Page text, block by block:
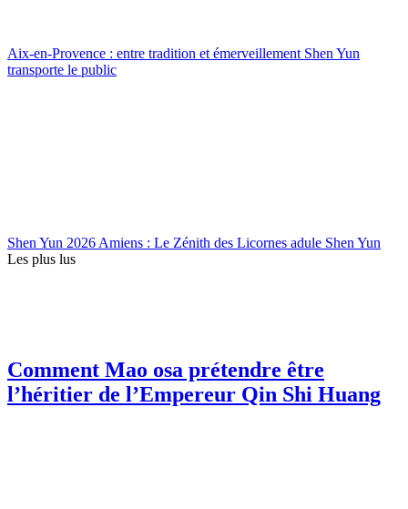
Aix-en-Provence : entre tradition et émerveillement Shen Yun
transporte le public
Shen Yun 2026 Amiens : Le Zénith des Licornes adule Shen Yun
Les plus lus
Comment Mao osa prétendre être
l’héritier de l’Empereur Qin Shi Huang